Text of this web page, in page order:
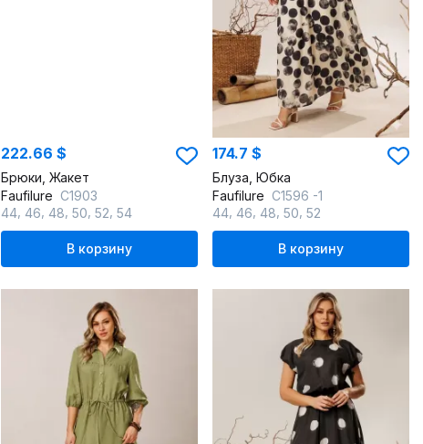
222.66 $
Брюки, Жакет
Faufilure С1903
44 46 48 50 52 54
В корзину
174.7 $
Блуза, Юбка
Faufilure C1596 -1
44 46 48 50 52
В корзину